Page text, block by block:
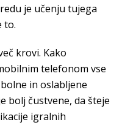
je učenju tujega
to.
krovi. Kako
telefonom vse
in oslabljene
bolj čustvene, da šteje
igralnih